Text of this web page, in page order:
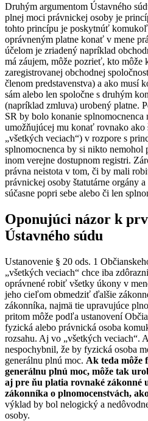
Druhým argumentom Ústavného
plnej moci právnickej osoby je
tohto princípu je poskytnúť
oprávneným platne konať v mene
účelom je zriadený napríklad
má záujem, môže pozrieť, kto môže
zaregistrovanej obchodnej
členom predstavenstva) a ako musí
sám alebo len spoločne s druhým
(napríklad zmluva) urobený platne.
SR by bolo konanie splnomocnenca
umožňujúcej mu konať rovnako ako
„všetkých veciach“) v rozpore s
splnomocnenca by si nikto
inom verejne dostupnom registri.
právna neistota v tom, či by mali
právnickej osoby štatutárne orgány
súčasne popri sebe alebo či len
Oponujúci názor k
Ústavného súdu
Ustanovenie § 20 ods. 1
„všetkých veciach“ chce iba
oprávnené robiť všetky úkony v
jeho cieľom obmedziť ďalšie
zákonníka, najmä tie upravujúce
pritom môže podľa ustanovení
fyzická alebo právnická osoba
rozsahu. Aj vo „všetkých veciach“.
nespochybnil, že by fyzická osoba
generálnu plnú moc. Ak teda môže
generálnu plnú moc, môže tak
aj pre ňu platia rovnaké zákonné
zákonníka o plnomocenstvách,
výklad by bol nelogický a
osoby.